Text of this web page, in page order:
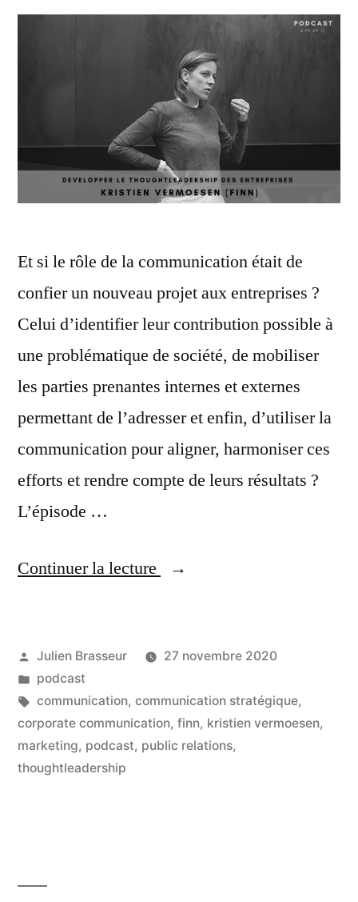
Et si le rôle de la communication était de
confier un nouveau projet aux entreprises ?
Celui d’identifier leur contribution possible à
une problématique de société, de mobiliser
les parties prenantes internes et externes
permettant de l’adresser et enfin, d’utiliser la
communication pour aligner, harmoniser ces
efforts et rendre compte de leurs résultats ?
L’épisode …
Continuer la lecture
« Le
comment
la
communication
met
Publié
par
Julien Brasseur
27 novembre 2020
Publié
dans
podcast
Étiquettes :
communication, communication stratégique,
corporate communication, finn, kristien vermoesen,
marketing, podcast, public relations,
thoughtleadership